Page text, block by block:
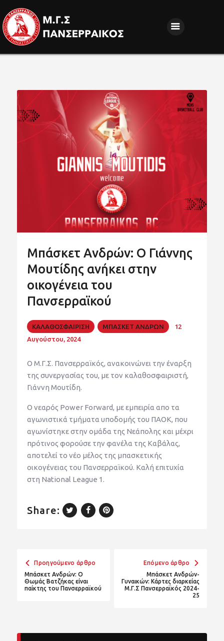
ΑΚΑΔΗΜΙΕΣ
ΦΙΛΑΘΛΟΙ
EUROPEAN PROGRAMS
ΚΟΙΝΩΝΙΚΗ ΕΥΘΥΝΗ
ΧΟΡΗΓΟΙ
FANZONE
Μπάσκετ Ανδρών: Ο Γιάννης
Μουτίδης ανήκει στην
οικογένεια του
Πανσερραϊκού
ΚΑΛΑΘΟΣΦΑΙΡΙΣΗ ΜΠΑΣΚΕΤ ΑΝΔΡΩΝ
12
Αυγούστου, 2024
Ο Μ.Γ.Σ. Πανσερραϊκός, ανακοινώνει την έναρξη
της συνεργασίας του, με τον καλαθοσφαιριστή,
Γιάννη Μουτίδη.
Ο νεαρός Power Forward, με εμπειρία απο τα
αγωνιστικά τμήματα υποδομής του ΠΑΟΚ, που
αγωνίστηκε στην ομάδα της Νεάπολης και μέχρι
πρότινος φορούσε την φανέλα της Καβάλας,
αποτελεί το νέο μέλος της μπασκετικής
οικογένειας του Πανσερραϊκού. Καλή επιτυχία
στη National League 1.
Share:
Προηγούμενο άρθρο
Μπάσκετ Ανδρών: Ο
Θωμάς Βατζήκας είναι
παίκτης του Πανσερραϊκού
Επόμενο άρθρο
Μπάσκετ Ανδρών-
Γυναικών: Κάρτες διαρκείας
Μ.Γ.Σ Πανσερραϊκός 2024-
25